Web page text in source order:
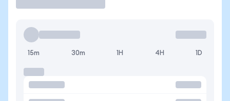
15m 30m 1H 4H 1D